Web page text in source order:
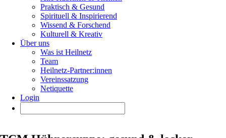
Praktisch & Gesund
Spirituell & Inspirierend
Wissend & Forschend
Kulturell & Kreativ
Über uns
Was ist Heilnetz
Team
Heilnetz-Partner:innen
Vereinssatzung
Netiquette
Login